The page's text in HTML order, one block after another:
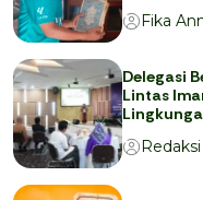
Fika
Delegasi
Lintas
Redaksi